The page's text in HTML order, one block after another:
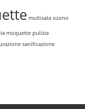
multisala ozono
moquette pulizia
sanificazione